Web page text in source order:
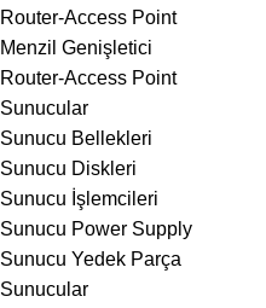
Router-Access Point
Menzil Genişletici
Router-Access Point
Sunucular
Sunucu Bellekleri
Sunucu Diskleri
Sunucu İşlemcileri
Sunucu Power Supply
Sunucu Yedek Parça
Sunucular